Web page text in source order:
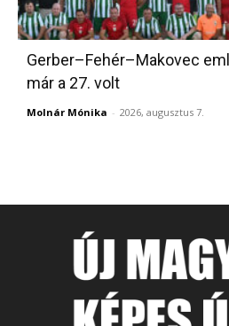
Gerber–Fehér–Makovec
már a 27. volt
Molnár Mónika - 2026, augusztus 7.